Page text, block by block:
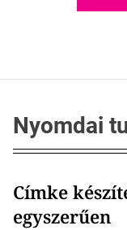
Nyomdai
Címke
egyszerűen